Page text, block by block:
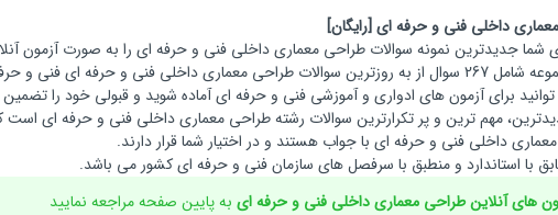
داخلی فنی و حرفه ای [رایگان]
جدیدترین نمونه سوالات طراحی معماری داخلی فنی و حرفه ای را به صورت آزمون
تهیه کرده ایم. این مجموعه شامل 267 سوال از به روزترین سوالات طراحی معماری داخلی فنی و حرفه ای
برای آزمون های ادواری و آموزشی فنی و حرفه ای آماده شوید و قبولی خود را تضمین
مهم ترین و پر تکرارترین سوالات رشته طراحی معماری داخلی فنی و حرفه ای است
داخلی فنی و حرفه ای با جواب هستند و در اختیار شما قرار دارند.
با استاندارد و منطبق با سرفصل های سازمان فنی و حرفه ای کشور می باشد.
های آنلاین طراحی معماری داخلی فنی و حرفه ای به پایین صفحه مراجعه نمایید